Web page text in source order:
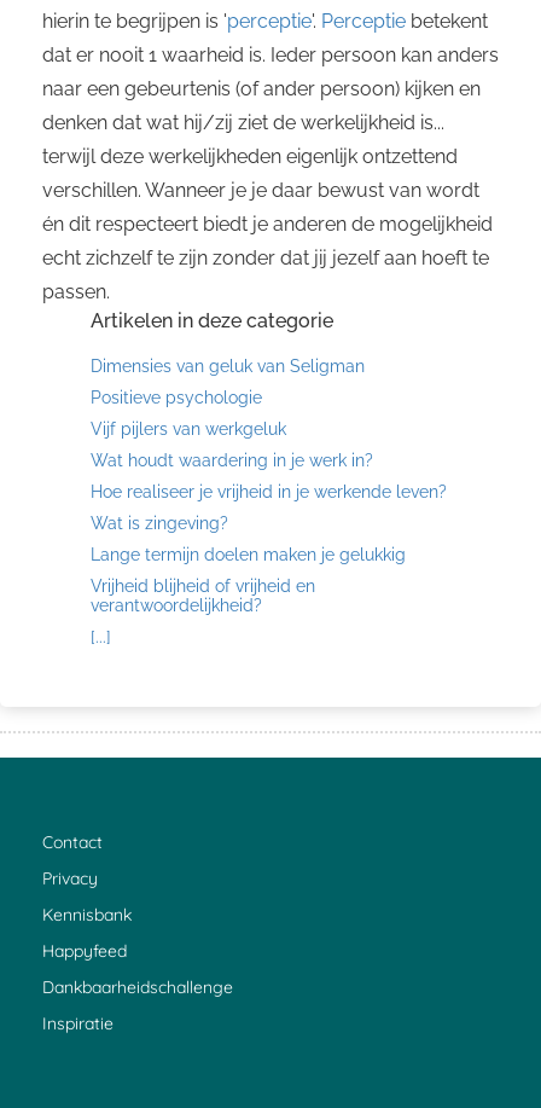
hierin te begrijpen is 'perceptie'. Perceptie betekent
dat er nooit 1 waarheid is. Ieder persoon kan anders
naar een gebeurtenis (of ander persoon) kijken en
denken dat wat hij/zij ziet de werkelijkheid is...
terwijl deze werkelijkheden eigenlijk ontzettend
verschillen. Wanneer je je daar bewust van wordt
én dit respecteert biedt je anderen de mogelijkheid
echt zichzelf te zijn zonder dat jij jezelf aan hoeft te
passen.
Artikelen in deze categorie
Dimensies van geluk van Seligman
Positieve psychologie
Vijf pijlers van werkgeluk
Wat houdt waardering in je werk in?
Hoe realiseer je vrijheid in je werkende leven?
Wat is zingeving?
Lange termijn doelen maken je gelukkig
Vrijheid blijheid of vrijheid en
verantwoordelijkheid?
[...]
Contact
Privacy
Kennisbank
Happyfeed
Dankbaarheidschallenge
Inspiratie